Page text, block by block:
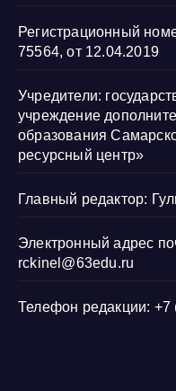
Регистрационный
75564, от 12.04.2019
Учредители:
учреждение
образования
ресурсный центр»
Главный редактор:
Электронный адрес
rckinel@63edu.ru
Телефон редакции: +7